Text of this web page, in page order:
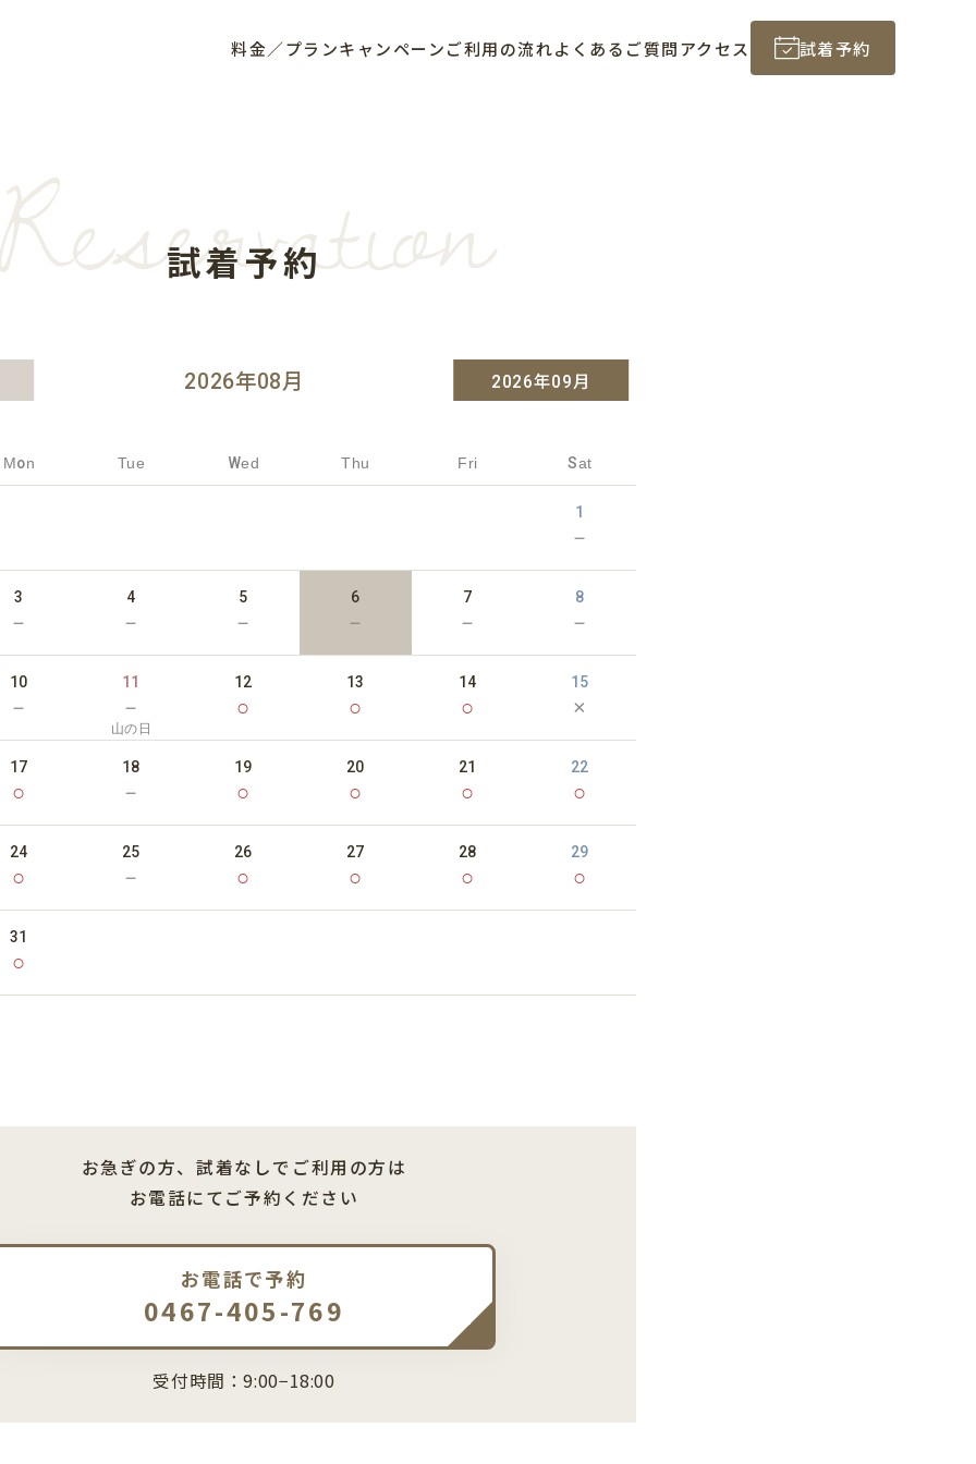
料金／プランキャンペーンご利用の流れよくあるご質問アクセス 試着予約
試着予約
2026年08月 2026年09月
Mon Tue Wed Thu Fri Sat
1
－
3
－
4
－
5
－
6
－
7
－
8
－
10
－
11
－
山の日
12
○
13
○
14
○
15
×
17
○
18
－
19
○
20
○
21
○
22
○
24
○
25
－
26
○
27
○
28
○
29
○
31
○
お急ぎの方、試着なしでご利用の方は
お電話にてご予約ください
お電話で予約
0467-405-769
受付時間：9:00−18:00